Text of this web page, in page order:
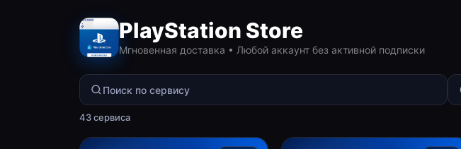
PlayStation Store
Мгновенная доставка • Любой аккаунт без активной подписки
43сервиса